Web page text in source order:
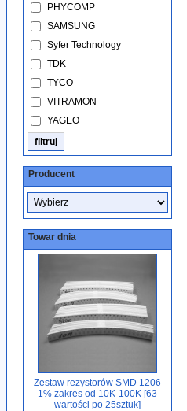
PHYCOMP
SAMSUNG
Syfer Technology
TDK
TYCO
VITRAMON
YAGEO
Producent
Towar dnia
Zestaw rezystorów SMD 1206
1% zakres od 10K-100K [63
wartości po 25sztuk]